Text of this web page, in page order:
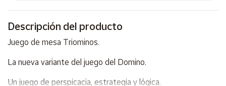
Vendedores
vendedores
Hazte
Descripción del producto
Juego de mesa Triominos.
La nueva variante del juego del Domino.
Un juego de perspicacia, estrategia y lógica.